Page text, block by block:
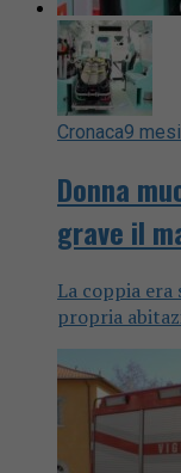
Cronaca9
Donna
grave il
La coppia
propria